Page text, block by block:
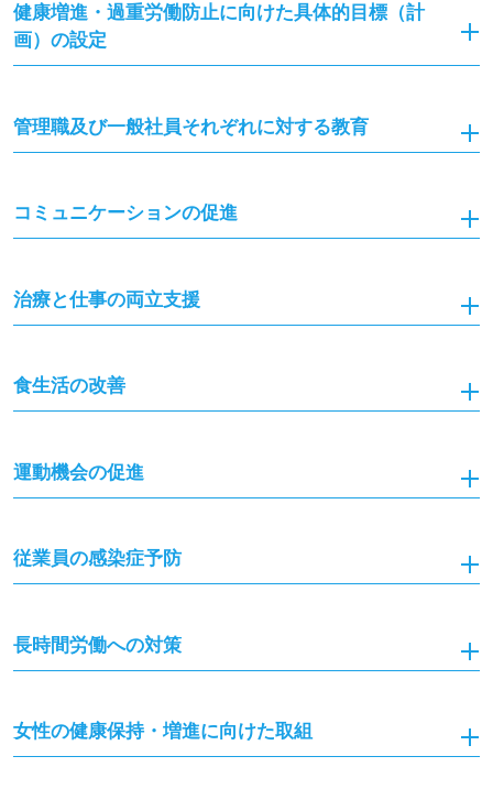
健康増進・過重労働防止に向けた具体的目標（計
画）の設定
管理職及び一般社員それぞれに対する教育
コミュニケーションの促進
治療と仕事の両立支援
食生活の改善
運動機会の促進
従業員の感染症予防
長時間労働への対策
女性の健康保持・増進に向けた取組